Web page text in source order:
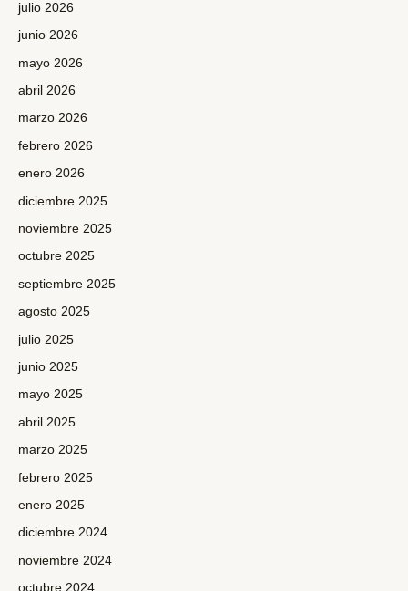
julio 2026
junio 2026
mayo 2026
abril 2026
marzo 2026
febrero 2026
enero 2026
diciembre 2025
noviembre 2025
octubre 2025
septiembre 2025
agosto 2025
julio 2025
junio 2025
mayo 2025
abril 2025
marzo 2025
febrero 2025
enero 2025
diciembre 2024
noviembre 2024
octubre 2024